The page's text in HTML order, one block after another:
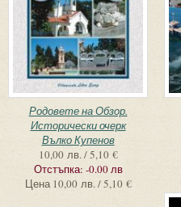
Родовете на Обзор.
Исторически очерк
Вълко Купенов
10,00 лв. / 5,10 €
Отстъпка: -0.00 лв
Цена 10,00 лв. / 5,10 €